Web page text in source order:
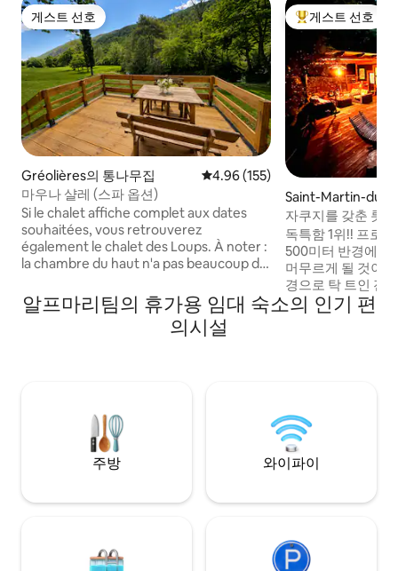
게스트 선호
게스트 선호
Gréolières의 통나무집 평점 4.96점(5점 만점), 후기 155
4.96 (155)
마우나 샬레 (스파 옵션)
Si le chalet affiche complet aux dates
souhaitées, vous retrouverez
également le chalet des Loups. À noter :
la chambre du haut n'a pas beaucoup de
barbecue est un barbecue sauvage.
Donc, s'il y a un arrêté préfectoral, celui-
ci est interdit. Concernant le jacuzzi,
상위 게스트 선호
게스트 선호
Saint-Martin-du-
트용 별채
자쿠지를 갖춘 롯
독특함 1위!! 프로
500미터 반경에
머무르게 될 것이
경으로 탁 트인 전
자쿠지가 있는
는 놀라운 저희 롯
알프마리팀의 휴가용 임대 숙소의 인기 편
의시설
주방 와이파이